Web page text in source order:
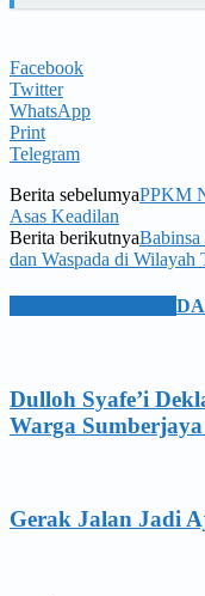
Facebook
Twitter
WhatsApp
Print
Telegram
Berita sebelumyaPPKM
Asas Keadilan
Berita berikutnyaBabinsa
dan Waspada di Wilayah
Dulloh Syafe’i
Warga
Gerak Jalan Jadi